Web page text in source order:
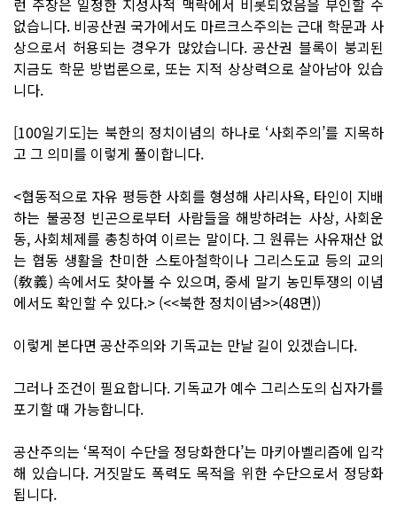
없습니다. 비공산권 국가에서도 마르크스주의는 근대 학문과 사
상으로서 허용되는 경우가 많았습니다. 공산권 블록이 붕괴된
지금도 학문 방법론으로, 또는 지적 상상력으로 살아남아 있습
니다.
[100일기도]는 북한의 정치이념의 하나로 ‘사회주의’를 지목하
고 그 의미를 이렇게 풀이합니다.
<협동적으로 자유 평등한 사회를 형성해 사리사욕, 타인이 지배
하는 불공정 빈곤으로부터 사람들을 해방하려는 사상, 사회운
동, 사회체제를 총칭하여 이르는 말이다. 그 원류는 사유재산 없
는 협동 생활을 찬미한 스토아철학이나 그리스도교 등의 교의
(敎義) 속에서도 찾아볼 수 있으며, 중세 말기 농민투쟁의 이념
에서도 확인할 수 있다.> (<<북한 정치이념>>(48면))
이렇게 본다면 공산주의와 기독교는 만날 길이 있겠습니다.
그러나 조건이 필요합니다. 기독교가 예수 그리스도의 십자가를
포기할 때 가능합니다.
공산주의는 ‘목적이 수단을 정당화한다’는 마키아벨리즘에 입각
해 있습니다. 거짓말도 폭력도 목적을 위한 수단으로서 정당화
됩니다.